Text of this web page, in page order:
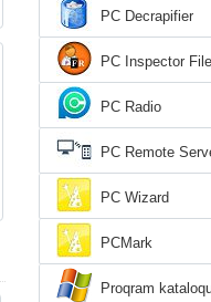
PC Decrapifier
PC Inspector
PC Radio
PC Remote
PC Wizard
PCMark
Proqram